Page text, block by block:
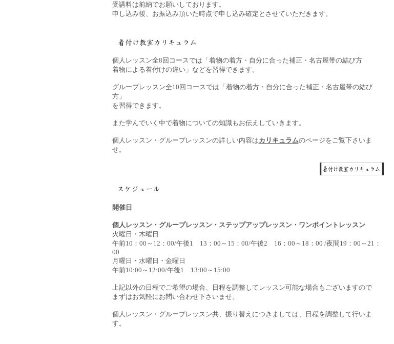
受講料は前納でお願いしております。
申し込み後、お振込み頂いた時点で申し込み確定とさせていただきます。
個人レッスン全8回コースでは「着物の着方・自分に合った補正・名古屋帯の結び方
着物による着付けの違い」などを習得できます。
グループレッスン全10回コースでは「着物の着方・自分に合った補正・名古屋帯の結び
方」
を習得できます。
また学んでいく中で着物についての知識もお伝えしていきます。
個人レッスン・グループレッスンの詳しい内容はカリキュラムのページをご覧下さいま
せ。
開催日
個人レッスン・グループレッスン・ステップアップレッスン・ワンポイントレッスン
火曜日・木曜日
午前10：00～12：00/午後1 13：00～15：00/午後2 16：00～18：00 /夜間19：00～21：
00
月曜日・水曜日・金曜日
午前10:00～12:00/午後1 13:00～15:00
上記以外の日程でご希望の場合、日程を調整してレッスン可能な場合もございますので
まずはお気軽にお問い合わせ下さいませ。
個人レッスン・グループレッスン共、振り替えにつきましては、日程を調整して行いま
す。